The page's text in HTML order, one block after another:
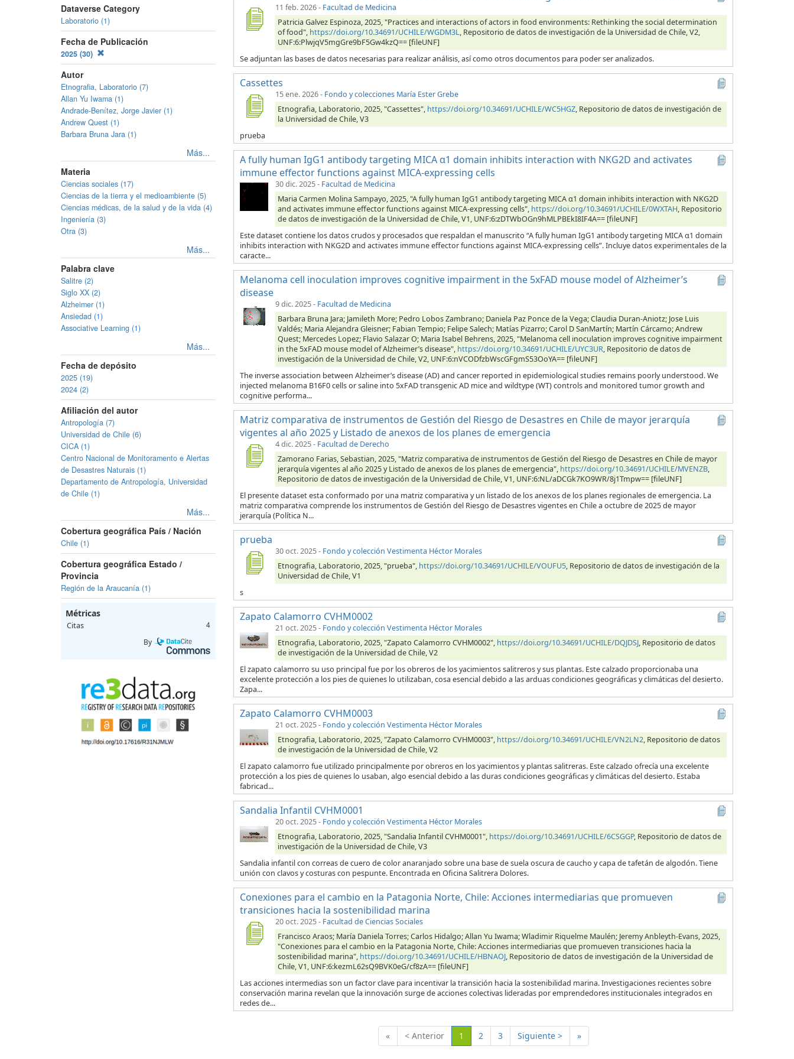
Dataverse Category
Laboratorio (1)
Fecha de Publicación
2025 (30)
Autor
Etnografia, Laboratorio (7)
Allan Yu Iwama (1)
Andrade-Benítez, Jorge Javier (1)
Andrew Quest (1)
Barbara Bruna Jara (1)
Más...
Materia
Ciencias sociales (17)
Ciencias de la tierra y el medioambiente (5)
Ciencias médicas, de la salud y de la vida (4)
Ingeniería (3)
Otra (3)
Más...
Palabra clave
Salitre (2)
Siglo XX (2)
Alzheimer (1)
Ansiedad (1)
Associative Learning (1)
Más...
Fecha de depósito
2025 (19)
2024 (2)
Afiliación del autor
Antropología (7)
Universidad de Chile (6)
CICA (1)
Centro Nacional de Monitoramento e Alertas
de Desastres Naturais (1)
Departamento de Antropología, Universidad
de Chile (1)
Más...
Cobertura geográfica País / Nación
Chile (1)
Cobertura geográfica Estado /
Provincia
Región de la Araucanía (1)
Métricas
Citas 4
By
11 feb. 2026- Facultad de Medicina
Patricia Galvez Espinoza, 2025, "Practices and interactions of actors in food environments: Rethinking the social determination
of food", https://doi.org/10.34691/UCHILE/WGDM3L, Repositorio de datos de investigación de la Universidad de Chile, V2,
UNF:6:PlwjqV5mgGre9bF5Gw4kzQ== [fileUNF]
Se adjuntan las bases de datos necesarias para realizar análisis, así como otros documentos para poder ser analizados.
Cassettes
15 ene. 2026- Fondo y colecciones María Ester Grebe
Etnografia, Laboratorio, 2025, "Cassettes", https://doi.org/10.34691/UCHILE/WC5HGZ, Repositorio de datos de investigación de
la Universidad de Chile, V3
prueba
A fully human IgG1 antibody targeting MICA α1 domain inhibits interaction with NKG2D and activates
immune effector functions against MICA-expressing cells
30 dic. 2025- Facultad de Medicina
Maria Carmen Molina Sampayo, 2025, "A fully human IgG1 antibody targeting MICA α1 domain inhibits interaction with NKG2D
and activates immune effector functions against MICA-expressing cells", https://doi.org/10.34691/UCHILE/0WXTAH, Repositorio
de datos de investigación de la Universidad de Chile, V1, UNF:6:zDTWbOGn9hMLPBEkI8IF4A== [fileUNF]
Este dataset contiene los datos crudos y procesados que respaldan el manuscrito “A fully human IgG1 antibody targeting MICA α1 domain
inhibits interaction with NKG2D and activates immune effector functions against MICA-expressing cells”. Incluye datos experimentales de la
caracte...
Melanoma cell inoculation improves cognitive impairment in the 5xFAD mouse model of Alzheimer’s
disease
9 dic. 2025- Facultad de Medicina
Barbara Bruna Jara; Jamileth More; Pedro Lobos Zambrano; Daniela Paz Ponce de la Vega; Claudia Duran-Aniotz; Jose Luis
Valdés; Maria Alejandra Gleisner; Fabian Tempio; Felipe Salech; Matías Pizarro; Carol D SanMartín; Martín Cárcamo; Andrew
Quest; Mercedes Lopez; Flavio Salazar O; Maria Isabel Behrens, 2025, "Melanoma cell inoculation improves cognitive impairment
in the 5xFAD mouse model of Alzheimer’s disease", https://doi.org/10.34691/UCHILE/UYC3UR, Repositorio de datos de
investigación de la Universidad de Chile, V2, UNF:6:nVCODfzbWscGFgmS53OoYA== [fileUNF]
The inverse association between Alzheimer’s disease (AD) and cancer reported in epidemiological studies remains poorly understood. We
injected melanoma B16F0 cells or saline into 5xFAD transgenic AD mice and wildtype (WT) controls and monitored tumor growth and
cognitive performa...
Matriz comparativa de instrumentos de Gestión del Riesgo de Desastres en Chile de mayor jerarquía
vigentes al año 2025 y Listado de anexos de los planes de emergencia
4 dic. 2025- Facultad de Derecho
Zamorano Farias, Sebastian, 2025, "Matriz comparativa de instrumentos de Gestión del Riesgo de Desastres en Chile de mayor
jerarquía vigentes al año 2025 y Listado de anexos de los planes de emergencia", https://doi.org/10.34691/UCHILE/MVENZB,
Repositorio de datos de investigación de la Universidad de Chile, V1, UNF:6:NL/aDCGk7KO9WR/8j1Tmpw== [fileUNF]
El presente dataset esta conformado por una matriz comparativa y un listado de los anexos de los planes regionales de emergencia. La
matriz comparativa comprende los instrumentos de Gestión del Riesgo de Desastres vigentes en Chile a octubre de 2025 de mayor
jerarquía (Política N...
prueba
30 oct. 2025- Fondo y colección Vestimenta Héctor Morales
Etnografia, Laboratorio, 2025, "prueba", https://doi.org/10.34691/UCHILE/VOUFU5, Repositorio de datos de investigación de la
Universidad de Chile, V1
s
Zapato Calamorro CVHM0002
21 oct. 2025- Fondo y colección Vestimenta Héctor Morales
Etnografia, Laboratorio, 2025, "Zapato Calamorro CVHM0002", https://doi.org/10.34691/UCHILE/DQJDSJ, Repositorio de datos
de investigación de la Universidad de Chile, V2
El zapato calamorro su uso principal fue por los obreros de los yacimientos salitreros y sus plantas. Este calzado proporcionaba una
excelente protección a los pies de quienes lo utilizaban, cosa esencial debido a las arduas condiciones geográficas y climáticas del desierto.
Zapa...
Zapato Calamorro CVHM0003
21 oct. 2025- Fondo y colección Vestimenta Héctor Morales
Etnografia, Laboratorio, 2025, "Zapato Calamorro CVHM0003", https://doi.org/10.34691/UCHILE/VN2LN2, Repositorio de datos
de investigación de la Universidad de Chile, V2
El zapato calamorro fue utilizado principalmente por obreros en los yacimientos y plantas salitreras. Este calzado ofrecía una excelente
protección a los pies de quienes lo usaban, algo esencial debido a las duras condiciones geográficas y climáticas del desierto. Estaba
fabricad...
Sandalia Infantil CVHM0001
20 oct. 2025- Fondo y colección Vestimenta Héctor Morales
Etnografia, Laboratorio, 2025, "Sandalia Infantil CVHM0001", https://doi.org/10.34691/UCHILE/6CSGGP, Repositorio de datos de
investigación de la Universidad de Chile, V3
Sandalia infantil con correas de cuero de color anaranjado sobre una base de suela oscura de caucho y capa de tafetán de algodón. Tiene
unión con clavos y costuras con pespunte. Encontrada en Oficina Salitrera Dolores.
Conexiones para el cambio en la Patagonia Norte, Chile: Acciones intermediarias que promueven
transiciones hacia la sostenibilidad marina
20 oct. 2025- Facultad de Ciencias Sociales
Francisco Araos; María Daniela Torres; Carlos Hidalgo; Allan Yu Iwama; Wladimir Riquelme Maulén; Jeremy Anbleyth-Evans, 2025,
"Conexiones para el cambio en la Patagonia Norte, Chile: Acciones intermediarias que promueven transiciones hacia la
sostenibilidad marina", https://doi.org/10.34691/UCHILE/HBNAOJ, Repositorio de datos de investigación de la Universidad de
Chile, V1, UNF:6:kezmL62sQ9BVK0eG/cf8zA== [fileUNF]
Las acciones intermedias son un factor clave para incentivar la transición hacia la sostenibilidad marina. Investigaciones recientes sobre
conservación marina revelan que la innovación surge de acciones colectivas lideradas por emprendedores institucionales integrados en
redes de...
« < Anterior 1 (Actual)
2 3 Siguiente > »